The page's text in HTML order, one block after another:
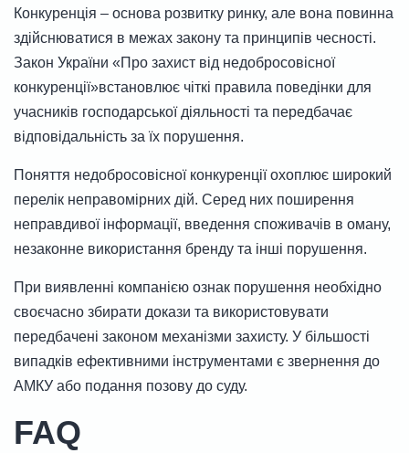
Конкуренція – основа розвитку ринку, але вона повинна
здійснюватися в межах закону та принципів чесності.
Закон України «Про захист від недобросовісної
конкуренції»встановлює чіткі правила поведінки для
учасників господарської діяльності та передбачає
відповідальність за їх порушення.
Поняття недобросовісної конкуренції охоплює широкий
перелік неправомірних дій. Серед них поширення
неправдивої інформації, введення споживачів в оману,
незаконне використання бренду та інші порушення.
При виявленні компанією ознак порушення необхідно
своєчасно збирати докази та використовувати
передбачені законом механізми захисту. У більшості
випадків ефективними інструментами є звернення до
АМКУ або подання позову до суду.
FAQ